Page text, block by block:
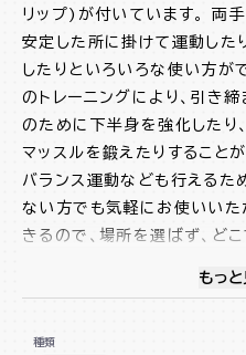
リップ)が付いています。 両
安定した所に掛けて運動した
したりといろいろな使い方が
のトレーニングにより、引き
のために下半身を強化したり
マッスルを鍛えたりすること
バランス運動なども行えるた
ない方でも気軽にお使いいた
きるので、場所を選ばず、ど
を見つけて快適にエクササイ
ロコモ予防にお使いください。
もっ
種類